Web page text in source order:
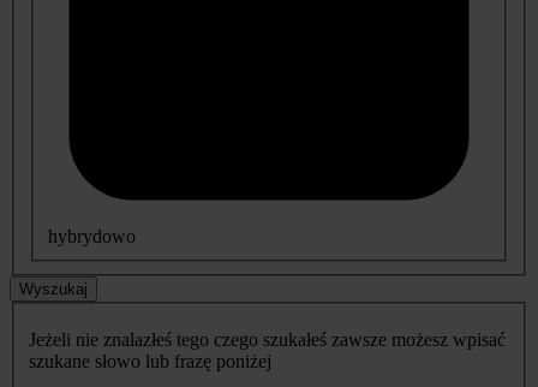
hybrydowo
Wyszukaj
Jeżeli nie znalazłeś tego czego szukałeś zawsze możesz wpisać
szukane słowo lub frazę poniżej